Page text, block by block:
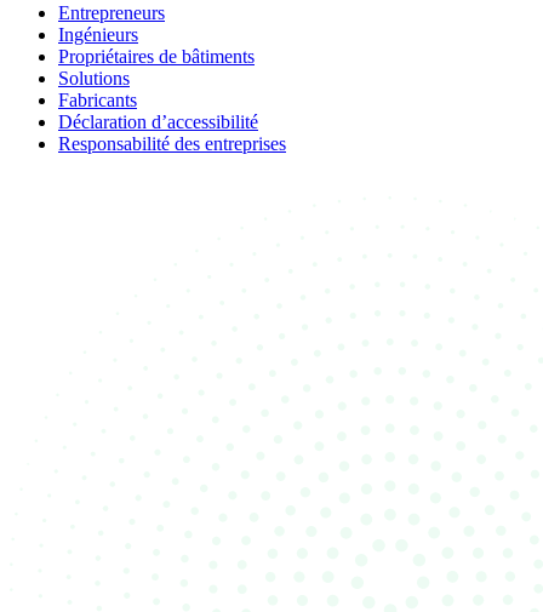
Entrepreneurs
Ingénieurs
Propriétaires de bâtiments
Solutions
Fabricants
Déclaration d’accessibilité
Responsabilité des entreprises